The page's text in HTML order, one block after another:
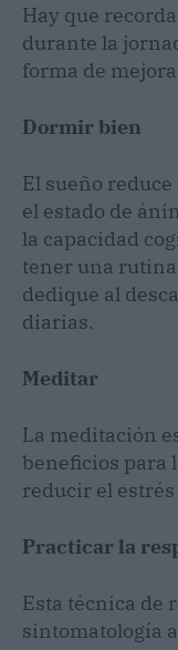
Hay que
durante la
forma de
Dormir bien
El sueño
el estado de
la capacidad
tener una rutina
dedique al
diarias.
Meditar
La meditación
beneficios para
reducir el
Practicar la
Esta técnica de
sintomatología